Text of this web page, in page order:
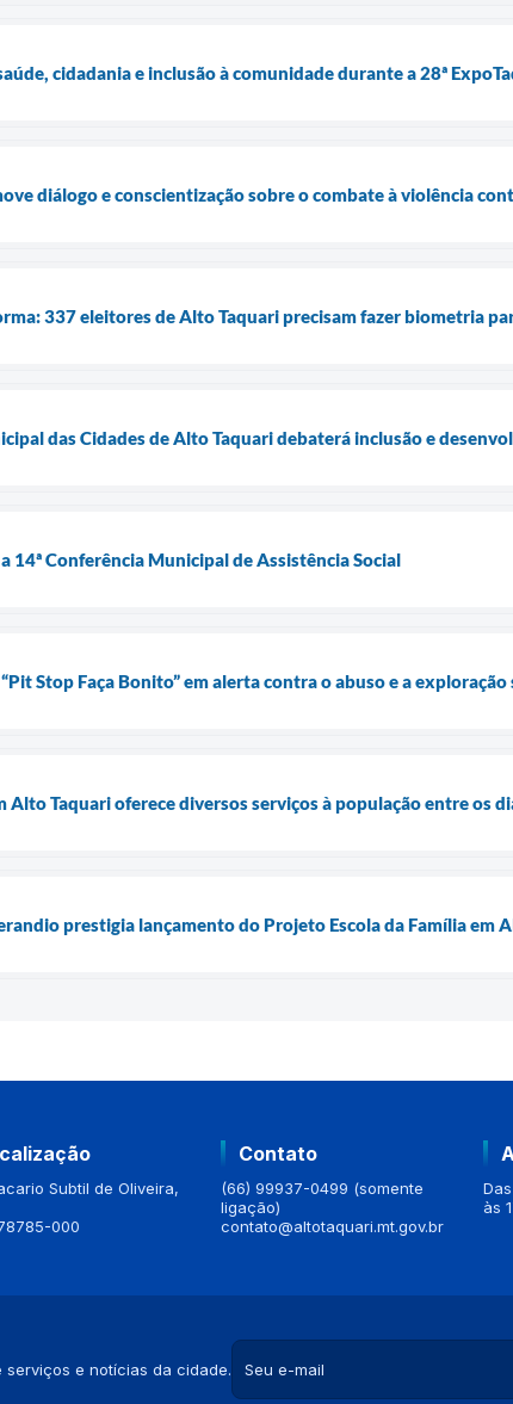
cidadania e inclusão à comunidade durante a 28ª
diálogo e conscientização sobre o combate à violência
337 eleitores de Alto Taquari precisam fazer biometria
das Cidades de Alto Taquari debaterá inclusão e
14ª Conferência Municipal de Assistência Social
Stop Faça Bonito” em alerta contra o abuso e a
Taquari oferece diversos serviços à população entre os
prestigia lançamento do Projeto Escola da Família em
Subtil de Oliveira,
000
Contato
(66) 99937-0499 (somente
ligação)
contato@altotaquari.mt.gov.br
às
e notícias da cidade.